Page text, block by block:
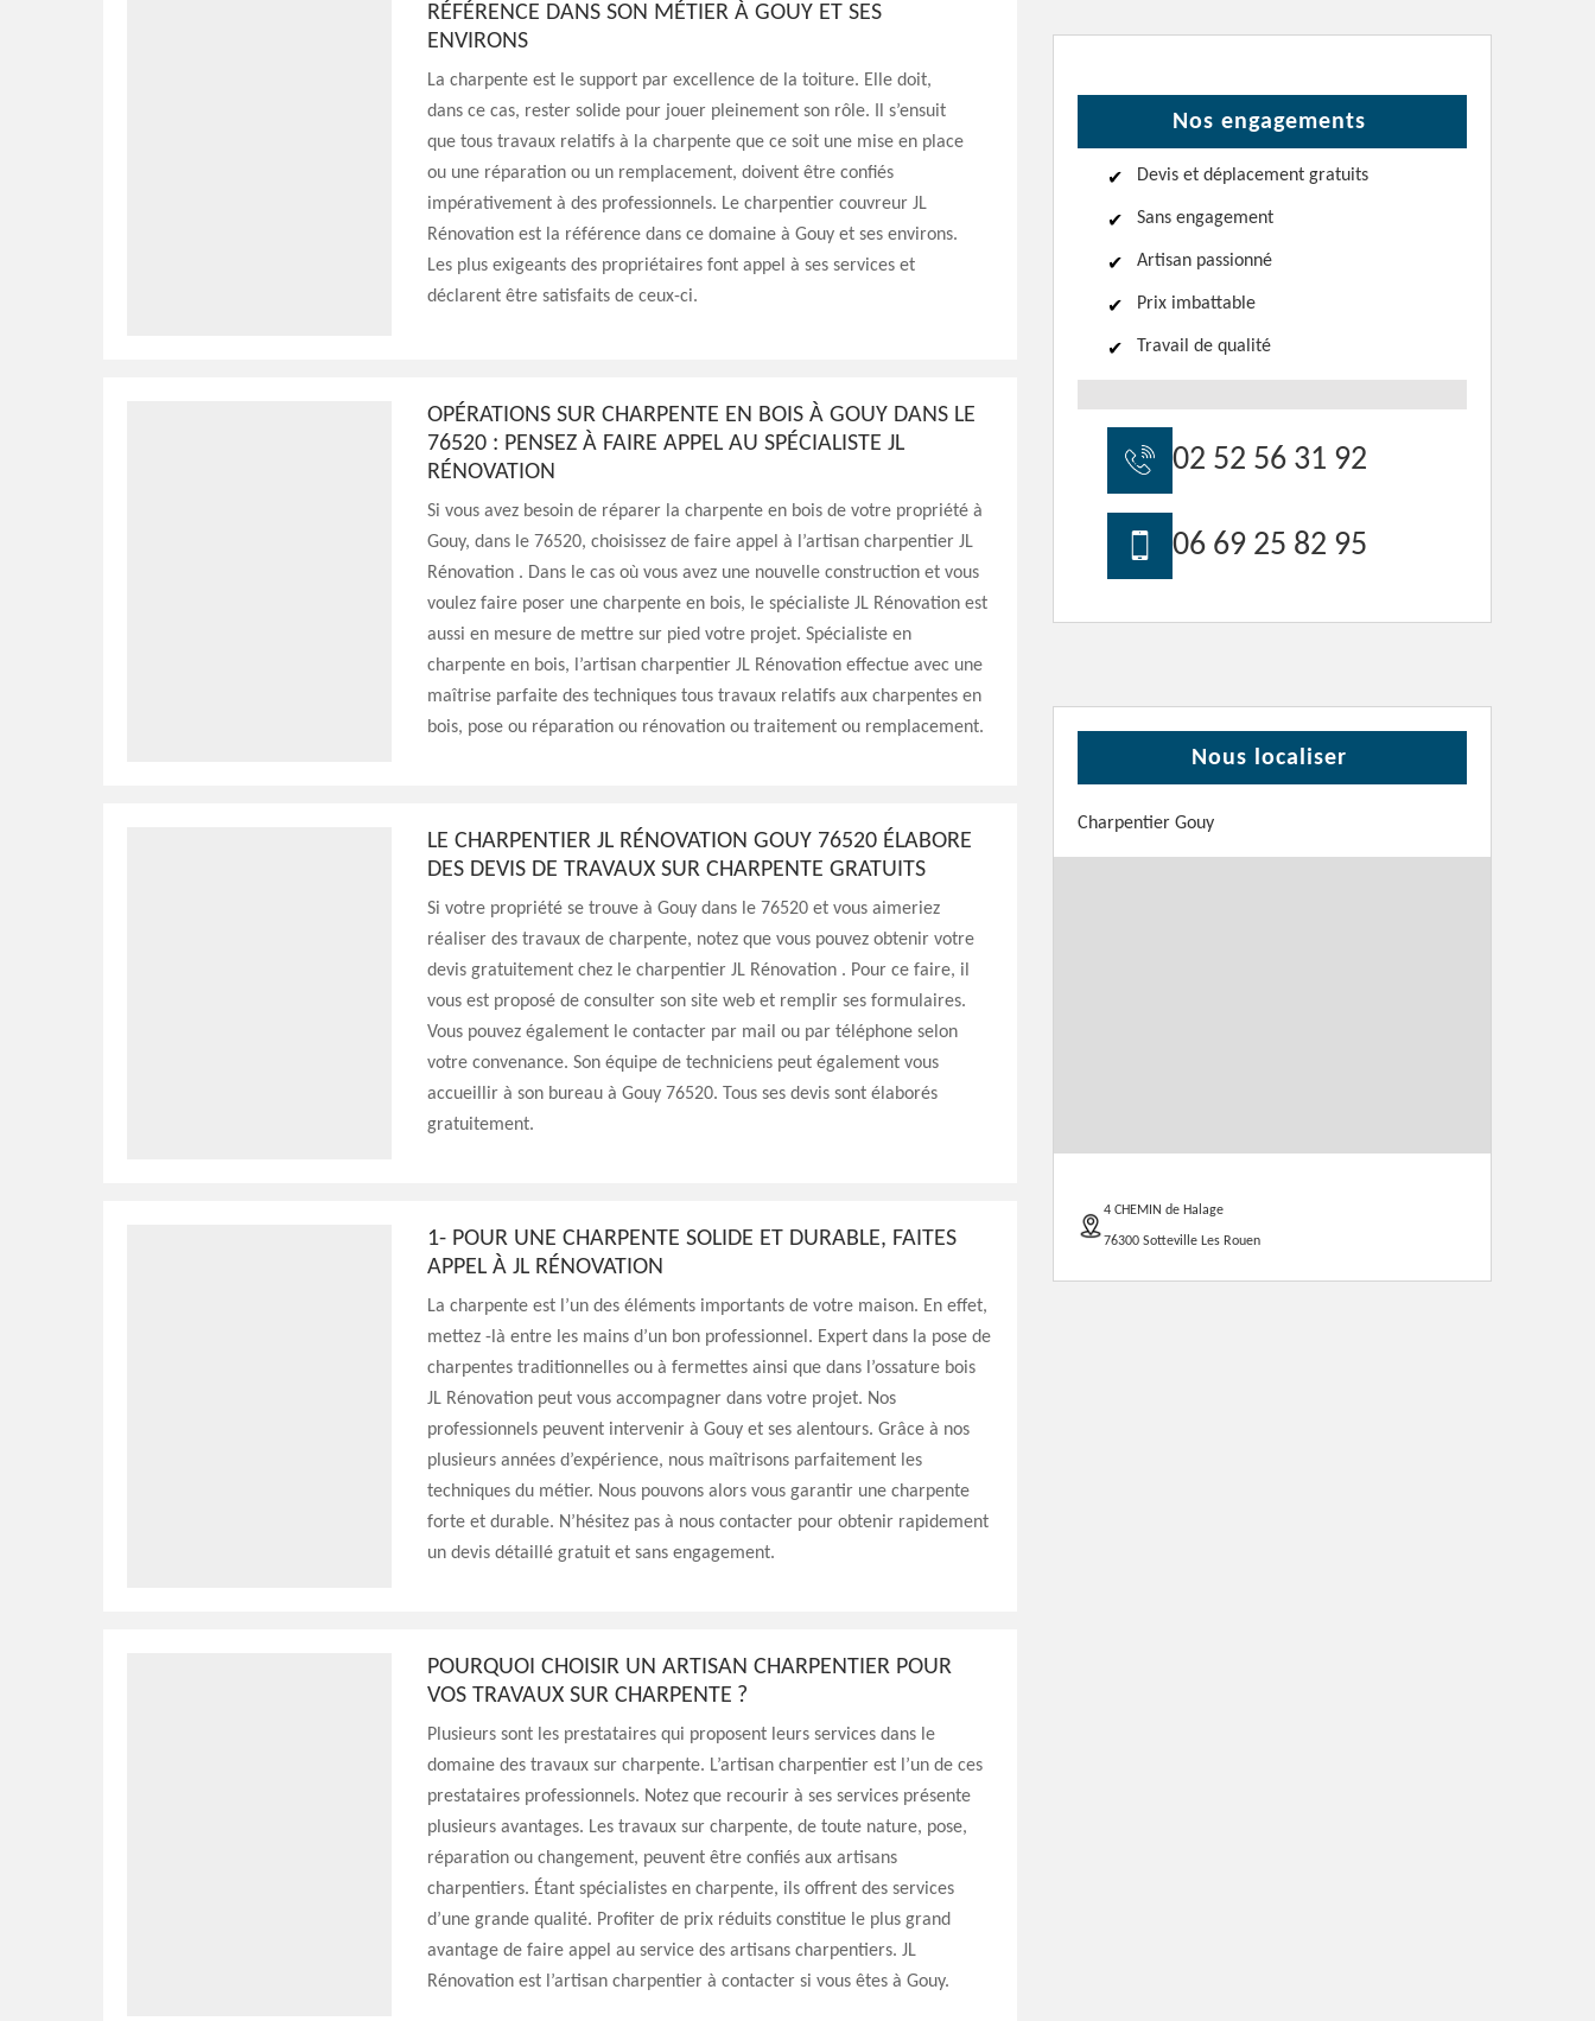
RÉFÉRENCE DANS SON MÉTIER À GOUY ET SES
ENVIRONS
La charpente est le support par excellence de la toiture. Elle doit,
dans ce cas, rester solide pour jouer pleinement son rôle. Il s’ensuit
que tous travaux relatifs à la charpente que ce soit une mise en place
ou une réparation ou un remplacement, doivent être confiés
impérativement à des professionnels. Le charpentier couvreur JL
Rénovation est la référence dans ce domaine à Gouy et ses environs.
Les plus exigeants des propriétaires font appel à ses services et
déclarent être satisfaits de ceux-ci.
OPÉRATIONS SUR CHARPENTE EN BOIS À GOUY DANS LE
76520 : PENSEZ À FAIRE APPEL AU SPÉCIALISTE JL
RÉNOVATION
Si vous avez besoin de réparer la charpente en bois de votre propriété à
Gouy, dans le 76520, choisissez de faire appel à l’artisan charpentier JL
Rénovation . Dans le cas où vous avez une nouvelle construction et vous
voulez faire poser une charpente en bois, le spécialiste JL Rénovation est
aussi en mesure de mettre sur pied votre projet. Spécialiste en
charpente en bois, l’artisan charpentier JL Rénovation effectue avec une
maîtrise parfaite des techniques tous travaux relatifs aux charpentes en
bois, pose ou réparation ou rénovation ou traitement ou remplacement.
LE CHARPENTIER JL RÉNOVATION GOUY 76520 ÉLABORE
DES DEVIS DE TRAVAUX SUR CHARPENTE GRATUITS
Si votre propriété se trouve à Gouy dans le 76520 et vous aimeriez
réaliser des travaux de charpente, notez que vous pouvez obtenir votre
devis gratuitement chez le charpentier JL Rénovation . Pour ce faire, il
vous est proposé de consulter son site web et remplir ses formulaires.
Vous pouvez également le contacter par mail ou par téléphone selon
votre convenance. Son équipe de techniciens peut également vous
accueillir à son bureau à Gouy 76520. Tous ses devis sont élaborés
gratuitement.
1- POUR UNE CHARPENTE SOLIDE ET DURABLE, FAITES
APPEL À JL RÉNOVATION
La charpente est l’un des éléments importants de votre maison. En effet,
mettez -là entre les mains d’un bon professionnel. Expert dans la pose de
charpentes traditionnelles ou à fermettes ainsi que dans l’ossature bois
JL Rénovation peut vous accompagner dans votre projet. Nos
professionnels peuvent intervenir à Gouy et ses alentours. Grâce à nos
plusieurs années d’expérience, nous maîtrisons parfaitement les
techniques du métier. Nous pouvons alors vous garantir une charpente
forte et durable. N’hésitez pas à nous contacter pour obtenir rapidement
un devis détaillé gratuit et sans engagement.
POURQUOI CHOISIR UN ARTISAN CHARPENTIER POUR
VOS TRAVAUX SUR CHARPENTE ?
Plusieurs sont les prestataires qui proposent leurs services dans le
domaine des travaux sur charpente. L’artisan charpentier est l’un de ces
prestataires professionnels. Notez que recourir à ses services présente
plusieurs avantages. Les travaux sur charpente, de toute nature, pose,
réparation ou changement, peuvent être confiés aux artisans
charpentiers. Étant spécialistes en charpente, ils offrent des services
d’une grande qualité. Profiter de prix réduits constitue le plus grand
avantage de faire appel au service des artisans charpentiers. JL
Rénovation est l’artisan charpentier à contacter si vous êtes à Gouy.
Nos engagements
Devis et déplacement gratuits
Sans engagement
Artisan passionné
Prix imbattable
Travail de qualité
02 52 56 31 92
06 69 25 82 95
Nous localiser
Charpentier Gouy
4 CHEMIN de Halage
76300 Sotteville Les Rouen